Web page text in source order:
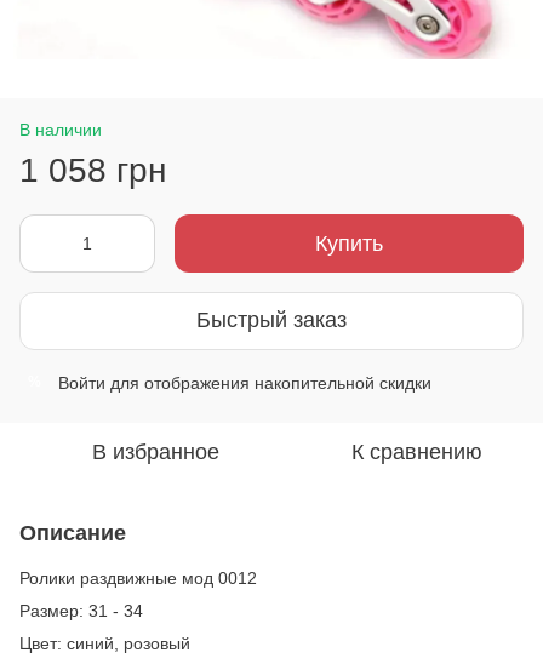
В наличии
1 058 грн
Купить
Быстрый заказ
Войти для отображения накопительной скидки
В избранное К сравнению
Описание
Ролики раздвижные мод 0012
Размер: 31 - 34
Цвет: синий, розовый